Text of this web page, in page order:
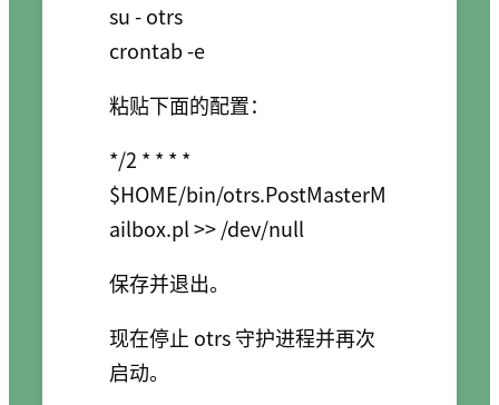
su - otrs
粘贴下面的配置：
*/2 * * * *
$HOME/bin/otrs.PostMasterM
保存并退出。
现在停止 otrs 守护进程并再次
启动。